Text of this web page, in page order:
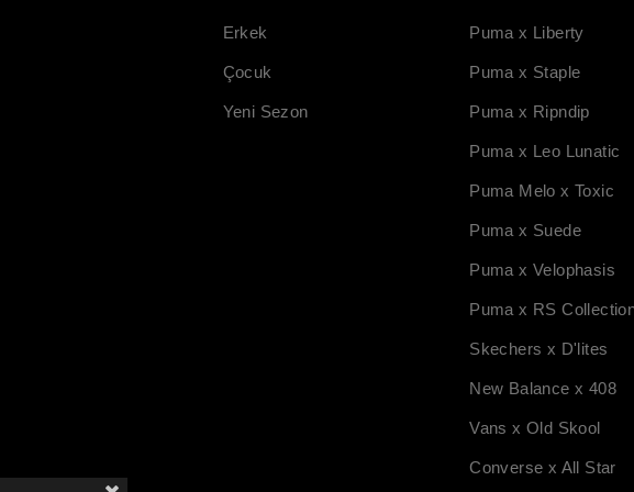
Erkek
Çocuk
Yeni Sezon
Puma x Liberty
Puma x Staple
Puma x Ripndip
Puma x Leo Lunatic
Puma Melo x Toxic
Puma x Suede
Puma x Velophasis
Puma x RS
Skechers x D'lites
New Balance x 408
Vans x Old Skool
Converse x All Star